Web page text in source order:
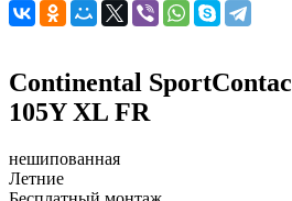
Continental
105Y XL FR
нешипованная
Летние